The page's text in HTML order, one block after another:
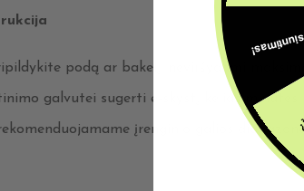
podą ar bakelį, neviršydami
galvutei sugerti e-skystį kelias minutes
įrenginio galios